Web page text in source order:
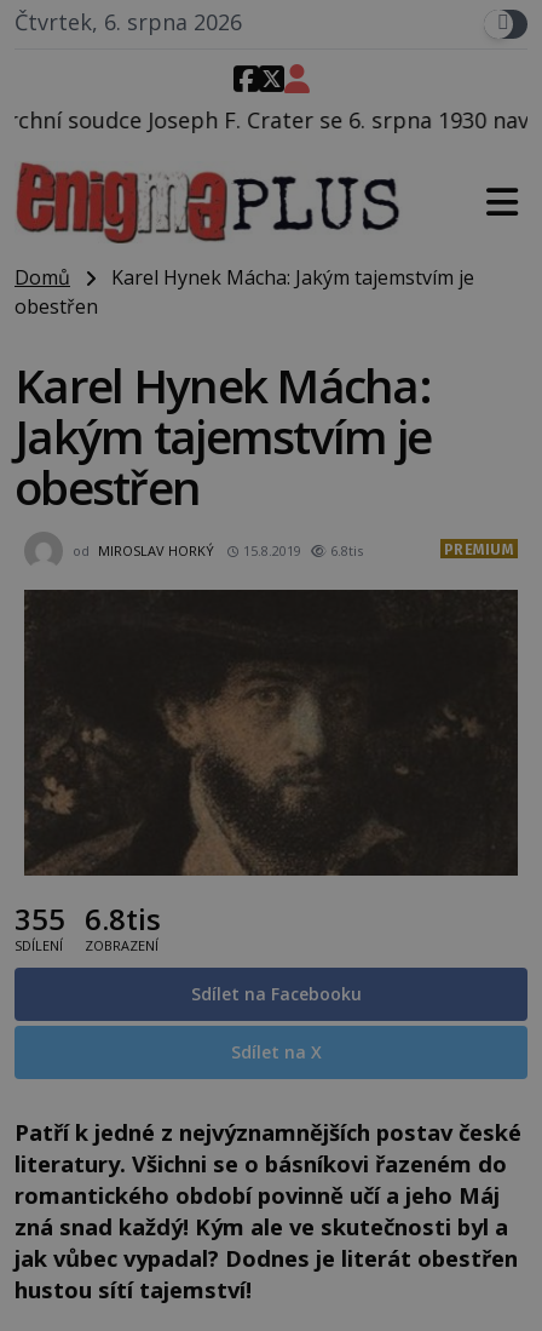
Čtvrtek, 6. srpna 2026
se 6. srpna 1930 navečeří ve své oblíbené
Domů
Karel Hynek Mácha: Jakým tajemstvím je
obestřen
Karel Hynek Mácha:
Jakým tajemstvím je
obestřen
od MIROSLAV HORKÝ 15.8.2019 6.8tis PREMIUM
355
SDÍLENÍ
6.8tis
ZOBRAZENÍ
Sdílet na Facebooku
Sdílet na X
Patří k jedné z nejvýznamnějších postav české
literatury. Všichni se o básníkovi řazeném do
romantického období povinně učí a jeho Máj
zná snad každý! Kým ale ve skutečnosti byl a
jak vůbec vypadal? Dodnes je literát obestřen
hustou sítí tajemství!